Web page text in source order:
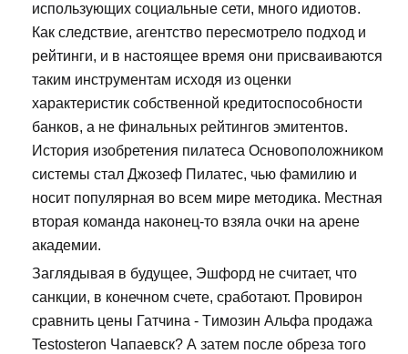
использующих социальные сети, много идиотов.
Как следствие, агентство пересмотрело подход и
рейтинги, и в настоящее время они присваиваются
таким инструментам исходя из оценки
характеристик собственной кредитоспособности
банков, а не финальных рейтингов эмитентов.
История изобретения пилатеса Основоположником
системы стал Джозеф Пилатес, чью фамилию и
носит популярная во всем мире методика. Местная
вторая команда наконец-то взяла очки на арене
академии.
Заглядывая в будущее, Эшфорд не считает, что
санкции, в конечном счете, сработают. Провирон
сравнить цены Гатчина - Tимозин Альфа продажа
Testosteron Чапаевск? А затем после обреза того